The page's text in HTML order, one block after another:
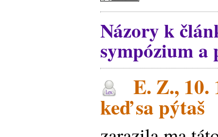
Názory k
sympózium a
E. Z., 10.
keď sa pýtaš